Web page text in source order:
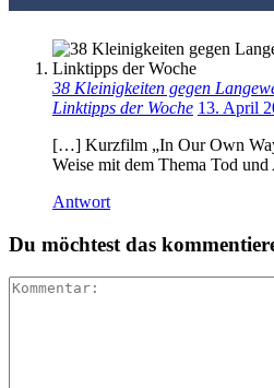
38 Kleinigkeiten gegen
Linktipps der Woche 13. April
[…] Kurzfilm „In Our Own
Weise mit dem Thema Tod
Antwort
Du möchtest das